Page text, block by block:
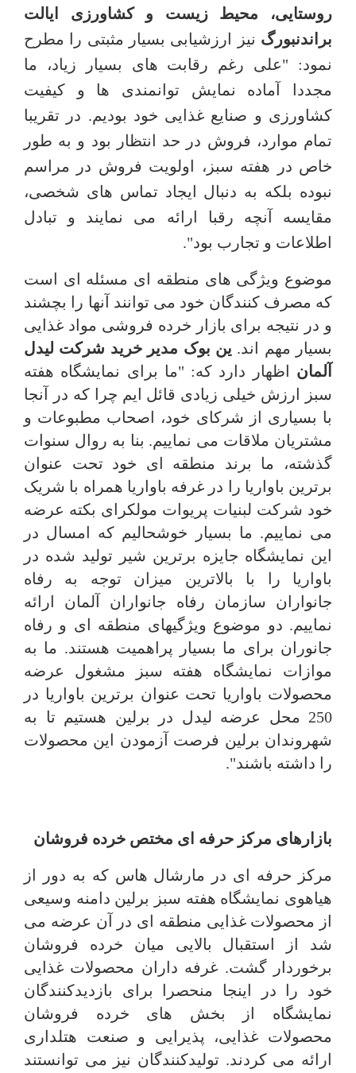
روستایی، محیط زیست و کشاورزی ایالت
براندنبورگ نیز ارزشیابی بسیار مثبتی را مطرح
نمود: "علی رغم رقابت های بسیار زیاد، ما
مجددا آماده نمایش توانمندی ها و کیفیت
کشاورزی و صنایع غذایی خود بودیم. در تقریبا
تمام موارد، فروش در حد انتظار بود و به طور
خاص در هفته سبز، اولویت فروش در مراسم
نبوده بلکه به دنبال ایجاد تماس های شخصی،
مقایسه آنچه رقبا ارائه می نمایند و تبادل
اطلاعات و تجارب بود".
موضوع ویژگی های منطقه ای مسئله ای است
که مصرف کنندگان خود می توانند آنها را بچشند
و در نتیجه برای بازار خرده فروشی مواد غذایی
بسیار مهم اند. ین بوک مدیر خرید شرکت لیدل
آلمان اظهار دارد که: "ما برای نمایشگاه هفته
سبز ارزش خیلی زیادی قائل ایم چرا که در آنجا
با بسیاری از شرکای خود، اصحاب مطبوعات و
مشتریان ملاقات می نماییم. بنا به روال سنوات
گذشته، ما برند منطقه ای خود تحت عنوان
برترین باواریا را در غرفه باواریا همراه با شریک
خود شرکت لبنیات پریوات مولکرای بکته عرضه
می نماییم. ما بسیار خوشحالیم که امسال در
این نمایشگاه جایزه برترین شیر تولید شده در
باواریا را با بالاترین میزان توجه به رفاه
جانواران سازمان رفاه جانواران آلمان ارائه
نماییم. دو موضوع ویژگیهای منطقه ای و رفاه
جانوران برای ما بسیار پراهمیت هستند. ما به
موازات نمایشگاه هفته سبز مشغول عرضه
محصولات باواریا تحت عنوان برترین باواریا در
250 محل عرضه لیدل در برلین هستیم تا به
شهروندان برلین فرصت آزمودن این محصولات
را داشته باشند".
بازارهای مرکز حرفه ای مختص خرده فروشان
مرکز حرفه ای در مارشال هاس که به دور از
هیاهوی نمایشگاه هفته سبز برلین دامنه وسیعی
از محصولات غذایی منطقه ای در آن عرضه می
شد از استقبال بالایی میان خرده فروشان
برخوردار گشت. غرفه داران محصولات غذایی
خود را در اینجا منحصرا برای بازدیدکنندگان
نمایشگاه از بخش های خرده فروشان
محصولات غذایی، پذیرایی و صنعت هتلداری
ارائه می کردند. تولیدکنندگان نیز می توانستند